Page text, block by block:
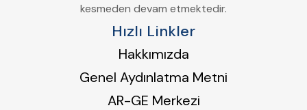
kesmeden devam etmektedir.
Hızlı Linkler
Hakkımızda
Genel Aydınlatma Metni
AR-GE Merkezi